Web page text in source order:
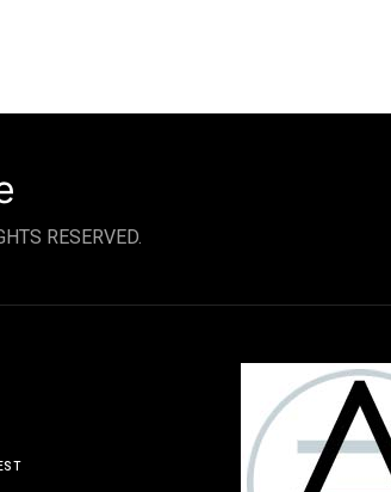
RESERVED.